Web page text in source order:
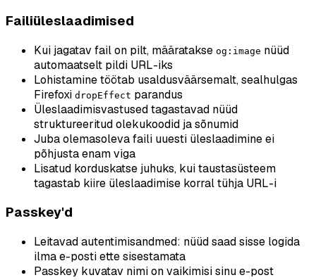
Failiüleslaadimised
Kui jagatav fail on pilt, määratakse og:image nüüd
automaatselt pildi URL-iks
Lohistamine töötab usaldusväärsemalt, sealhulgas
Firefoxi dropEffect parandus
Üleslaadimisvastused tagastavad nüüd
struktureeritud olekukoodid ja sõnumid
Juba olemasoleva faili uuesti üleslaadimine ei
põhjusta enam viga
Lisatud korduskatse juhuks, kui taustasüsteem
tagastab kiire üleslaadimise korral tühja URL-i
Passkey'd
Leitavad autentimisandmed: nüüd saad sisse logida
ilma e-posti ette sisestamata
Passkey kuvatav nimi on vaikimisi sinu e-post